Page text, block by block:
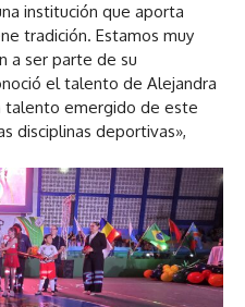
institución que aporta
tradición. Estamos muy
a ser parte de su
el talento de Alejandra
talento emergido de este
disciplinas deportivas»,